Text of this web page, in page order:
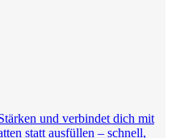
und verbindet dich mit
statt ausfüllen – schnell,